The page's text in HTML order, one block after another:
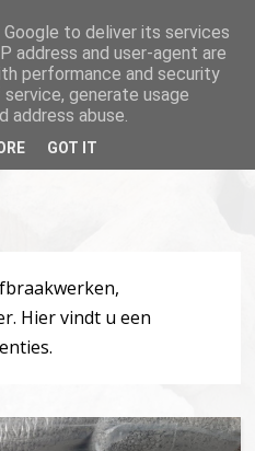
Hier vindt u een
to deliver its services
address and user-agent are
performance and security
generate usage
abuse.
GOT IT